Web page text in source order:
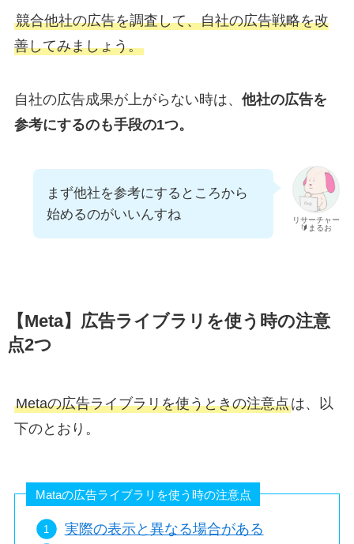
競合他社の広告を調査して、自社の広告戦略を改
善してみましょう。
自社の広告成果が上がらない時は、 他社の広告を
参考にするのも手段の1つ。
リサーチャー
🔰まるお
まず他社を参考にするところから
始めるのがいいんすね
【Meta】広告ライブラリを使う時の注意
点2つ
Metaの広告ライブラリを使うときの注意点は、以
下のとおり。
Mataの広告ライブラリを使う時の注意点
実際の表示と異なる場合がある